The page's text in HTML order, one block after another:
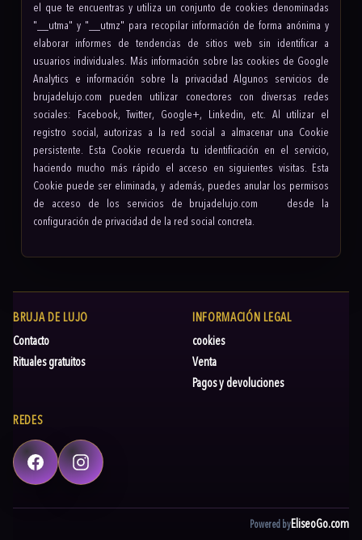
el que te encuentras y utiliza un conjunto de cookies denominadas
"__utma" y "__utmz" para recopilar información de forma anónima y
elaborar informes de tendencias de sitios web sin identificar a
usuarios individuales. Más información sobre las cookies de Google
Analytics e información sobre la privacidad Algunos servicios de
brujadelujo.com pueden utilizar conectores con diversas redes
sociales: Facebook, Twitter, Google+, Linkedin, etc. Al utilizar el
registro social, autorizas a la red social a almacenar una Cookie
persistente. Esta Cookie recuerda tu identificación en el servicio,
haciendo mucho más rápido el acceso en siguientes visitas. Esta
Cookie puede ser eliminada, y además, puedes anular los permisos
de acceso de los servicios de brujadelujo.com desde la
configuración de privacidad de la red social concreta.
BRUJA DE LUJO
Contacto
Rituales gratuitos
INFORMACIÓN LEGAL
cookies
Venta
Pagos y devoluciones
REDES
Facebook Instagram
Powered byEliseoGo.com